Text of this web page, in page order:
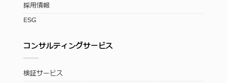
採用情報
ESG
コンサルティングサービス
検証サービス